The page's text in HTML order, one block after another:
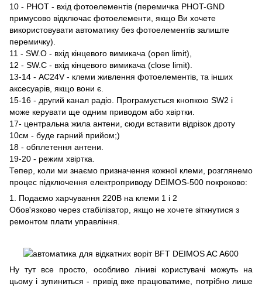
10 - PHOT - вхід фотоелементів (перемичка PHOT-GND
примусово відключає фотоелементи, якщо Ви хочете
використовувати автоматику без фотоелементів залиште
перемичку).
11 - SW.O - вхід кінцевого вимикача (open limit),
12 - SW.C - вхід кінцевого вимикача (close limit).
13-14 - AC24V - клеми живлення фотоелементів, та інших
аксесуарів, якщо вони є.
15-16 - другий канал радіо. Програмується кнопкою SW2 і
може керувати ще одним приводом або хвіртки.
17- центральна жила антени, сюди вставити відрізок дроту
10см - буде гарний прийом;)
18 - обплетення антени.
19-20 - режим хвіртка.
Тепер, коли ми знаємо призначення кожної клеми, розглянемо
процес підключення електроприводу DEIMOS-500 покроково:
1. Подаємо харчування 220В на клеми 1 і 2
Обов'язково через стабілізатор, якщо не хочете зіткнутися з
ремонтом плати управління.
Ну тут все просто, особливо ліниві користувачі можуть на
цьому і зупиниться - привід вже працюватиме, потрібно лише